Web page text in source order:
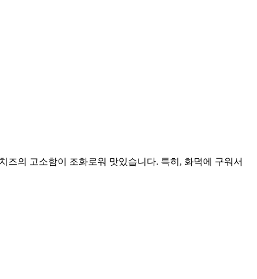
즈의 고소함이 조화로워 맛있습니다. 특히, 화덕에 구워서